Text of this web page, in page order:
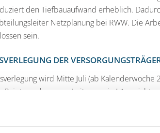
den Tiefbauaufwand erheblich.
Netzplanung bei RWW. Die
sein.
DER
wird Mitte Juli (ab Kalenderwoche
Point werden neue Leitungen in
wird, werden auch die
nicht jeder Versorger seine eigene
unsere Baumaßnahmen ausgeschrieben,